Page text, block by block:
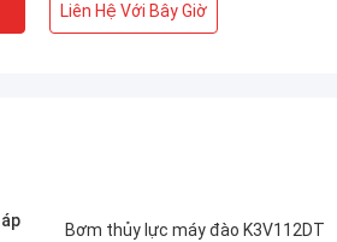
Liên Hệ Với Bây Giờ
Bơm thủy lực máy đào K3V112DT